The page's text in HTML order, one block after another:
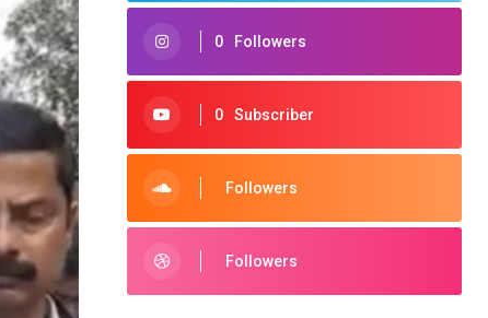
0 Followers
0 Subscriber
Followers
Followers